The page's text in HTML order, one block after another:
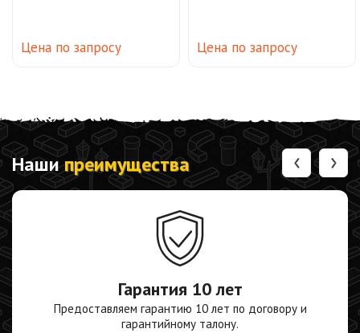
Цена по запросу Цена по запросу
Нашипреимущества
Гарантия 10 лет
Предоставляем гарантию 10 лет по договору и
гарантийному талону.
‹ ›